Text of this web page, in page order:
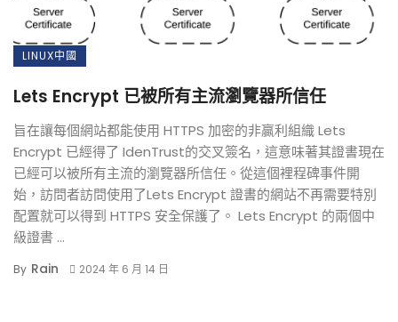
LINUX中國
Lets Encrypt 已被所有主流瀏覽器所信任
旨在讓每個網站都能使用 HTTPS 加密的非贏利組織 Lets
Encrypt 已經得了 IdenTrust的交叉簽名，這意味著其證書現在
已經可以被所有主流的瀏覽器所信任。從這個裡程碑事件開
始，訪問者訪問使用了Lets Encrypt 證書的網站不再需要特別
配置就可以得到 HTTPS 安全保護了。 Lets Encrypt 的兩個中
級證書 ...
By Rain 2024 年 6 月 14 日